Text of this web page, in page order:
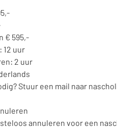
€ 595,-
12 uur
2 uur
Stuur een mail naar
annuleren voor een